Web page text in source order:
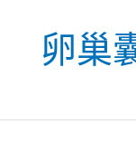
卵巢